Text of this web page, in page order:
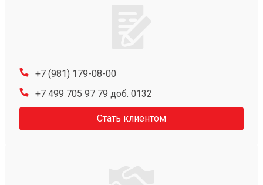
+7 (981) 179-08-00
+7 499 705 97 79 доб. 0132
Стать клиентом